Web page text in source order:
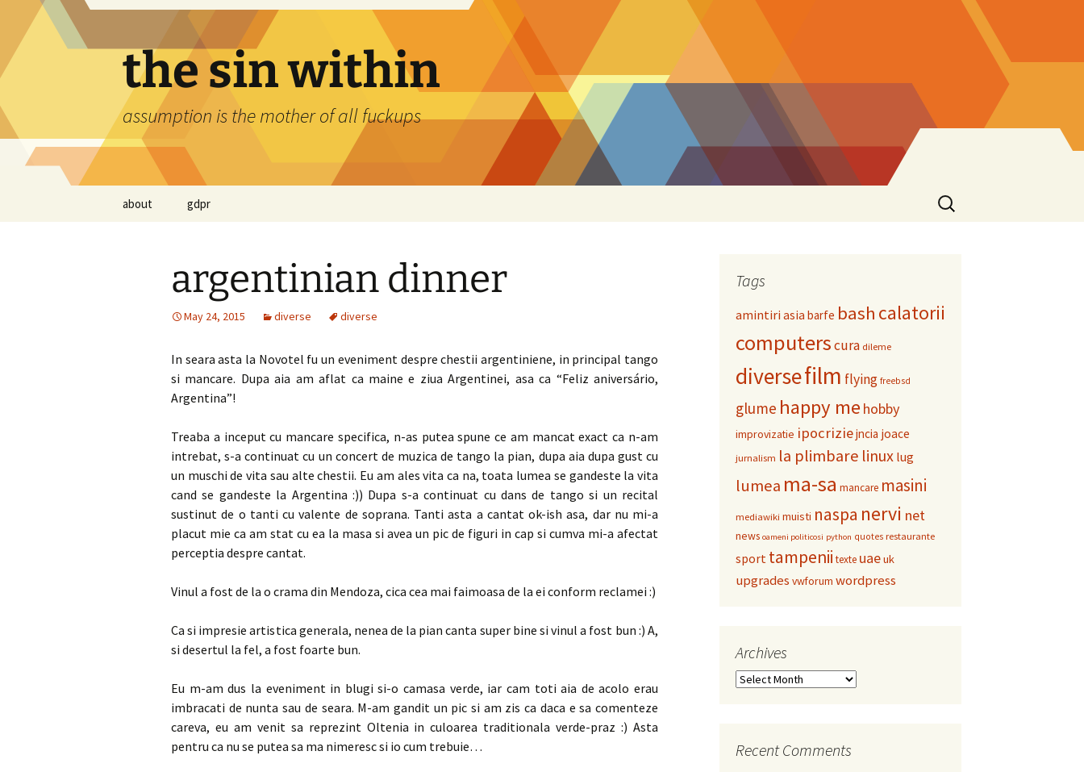
content
the sin within
assumption is the mother of all fuckups
about gdpr
Search
for:
argentinian dinner
May 24, 2015 diverse diverse
In seara asta la Novotel fu un eveniment despre chestii argentiniene, in principal tango
si mancare. Dupa aia am aflat ca maine e ziua Argentinei, asa ca “Feliz aniversário,
Argentina”!
Treaba a inceput cu mancare specifica, n-as putea spune ce am mancat exact ca n-am
intrebat, s-a continuat cu un concert de muzica de tango la pian, dupa aia dupa gust cu
un muschi de vita sau alte chestii. Eu am ales vita ca na, toata lumea se gandeste la vita
cand se gandeste la Argentina :)) Dupa s-a continuat cu dans de tango si un recital
sustinut de o tanti cu valente de soprana. Tanti asta a cantat ok-ish asa, dar nu mi-a
placut mie ca am stat cu ea la masa si avea un pic de figuri in cap si cumva mi-a afectat
perceptia despre cantat.
Vinul a fost de la o crama din Mendoza, cica cea mai faimoasa de la ei conform reclamei :)
Ca si impresie artistica generala, nenea de la pian canta super bine si vinul a fost bun :) A,
si desertul la fel, a fost foarte bun.
Eu m-am dus la eveniment in blugi si-o camasa verde, iar cam toti aia de acolo erau
imbracati de nunta sau de seara. M-am gandit un pic si am zis ca daca e sa comenteze
careva, eu am venit sa reprezint Oltenia in culoarea traditionala verde-praz :) Asta
pentru ca nu se putea sa ma nimeresc si io cum trebuie…
Tags
amintiriasia barfe bash calatorii
computerscura dileme
diversefilm flying freebsd
glume happy me hobby
improvizatie ipocriziejncia joace
jurnalism la plimbare linux lug
lumea ma-sa mancare masini
mediawiki muisti naspa nervi net
news oameni politicosi python quotes restaurante
sport tampenii texte uaeuk
upgrades vwforum wordpress
Archives
Archives
Recent Comments